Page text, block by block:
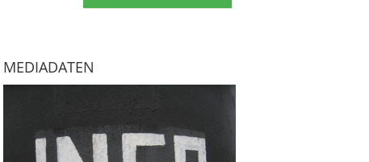
MEDIADATEN